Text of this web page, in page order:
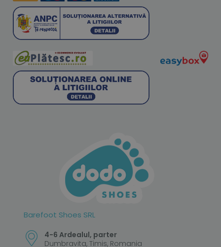
Barefoot Shoes SRL
4-6 Ardealul, parter
Dumbravita, Timis, Romania